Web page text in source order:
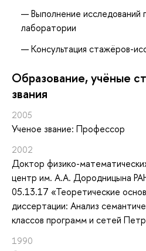
Выполнение исследований
лаборатории
Консультация стажёров-
Oбразование, учёные
звания
2005
Ученое звание: Профессор
2002
Доктор физико-
центр им. А.А. Дородницына
05.13.17 «Теоретические
диссертации: Анализ
классов программ и сетей
1990